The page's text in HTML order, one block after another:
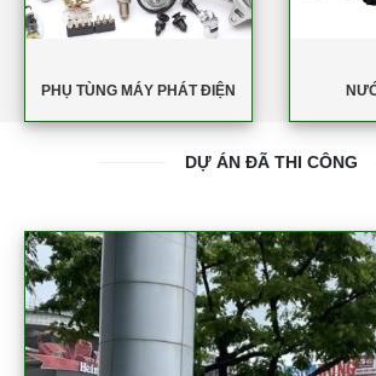
PHỤ TÙNG MÁY PHÁT ĐIỆN
DỰ ÁN ĐÃ THI CÔNG